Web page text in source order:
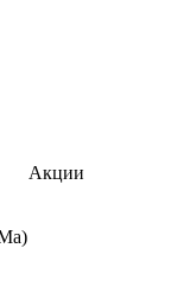
Акции